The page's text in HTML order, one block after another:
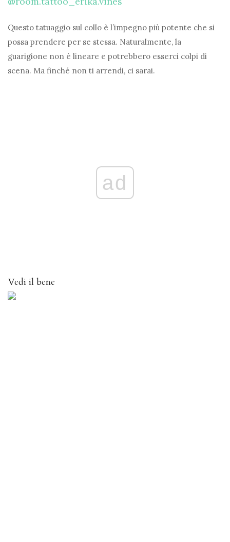
Questo tatuaggio sul collo è l’impegno più potente che si
possa prendere per se stessa. Naturalmente, la
guarigione non è lineare e potrebbero esserci colpi di
scena. Ma finché non ti arrendi, ci sarai.
ad
Vedi il bene